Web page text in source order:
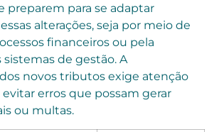
preparem para se adaptar
alterações, seja por meio de
financeiros ou pela
sistemas de gestão. A
novos tributos exige atenção
evitar erros que possam gerar
ou multas.